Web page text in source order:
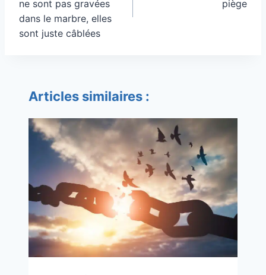
ne sont pas gravées
dans le marbre, elles
sont juste câblées
piège
Articles similaires :